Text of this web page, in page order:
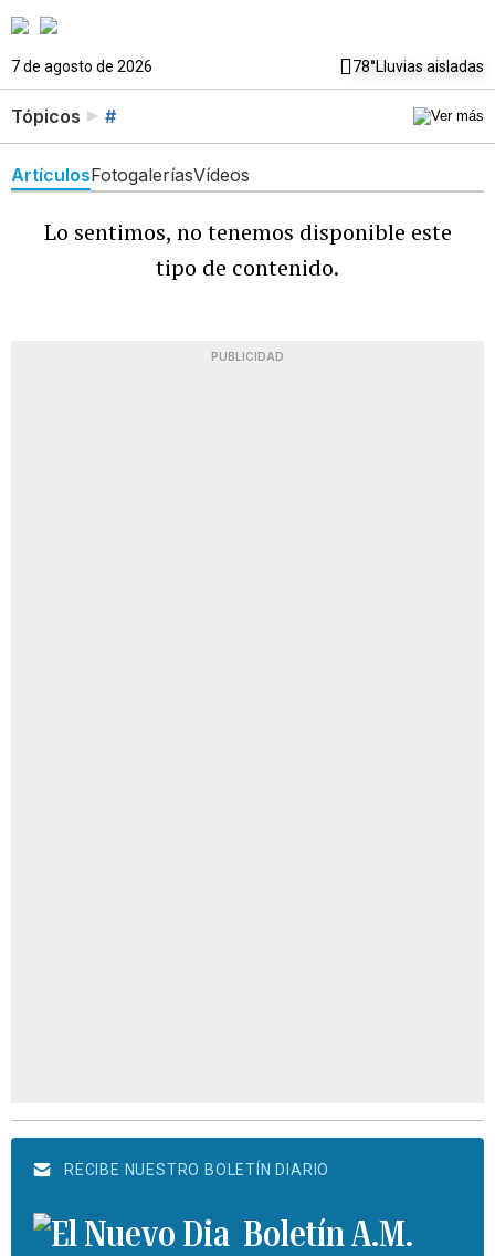
7 de agosto de 2026 78°Lluvias aisladas
Tópicos #
ArtículosFotogaleríasVídeos
Lo sentimos, no tenemos disponible este
tipo de contenido.
PUBLICIDAD
RECIBE NUESTRO BOLETÍN DIARIO
Boletín A.M.